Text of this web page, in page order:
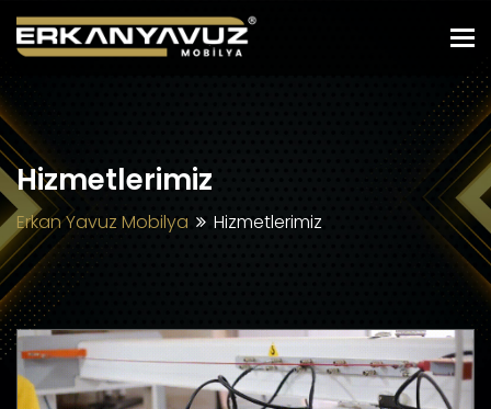
Hizmetlerimiz
Erkan Yavuz Mobilya Hizmetlerimiz